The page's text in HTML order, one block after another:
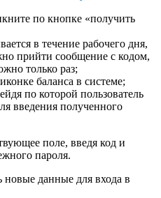
по кнопке «получить
в течение рабочего дня,
прийти сообщение с кодом,
только раз;
баланса в системе;
по которой пользователь
введения полученного
поле, введя код и
пароля.
новые данные для входа в